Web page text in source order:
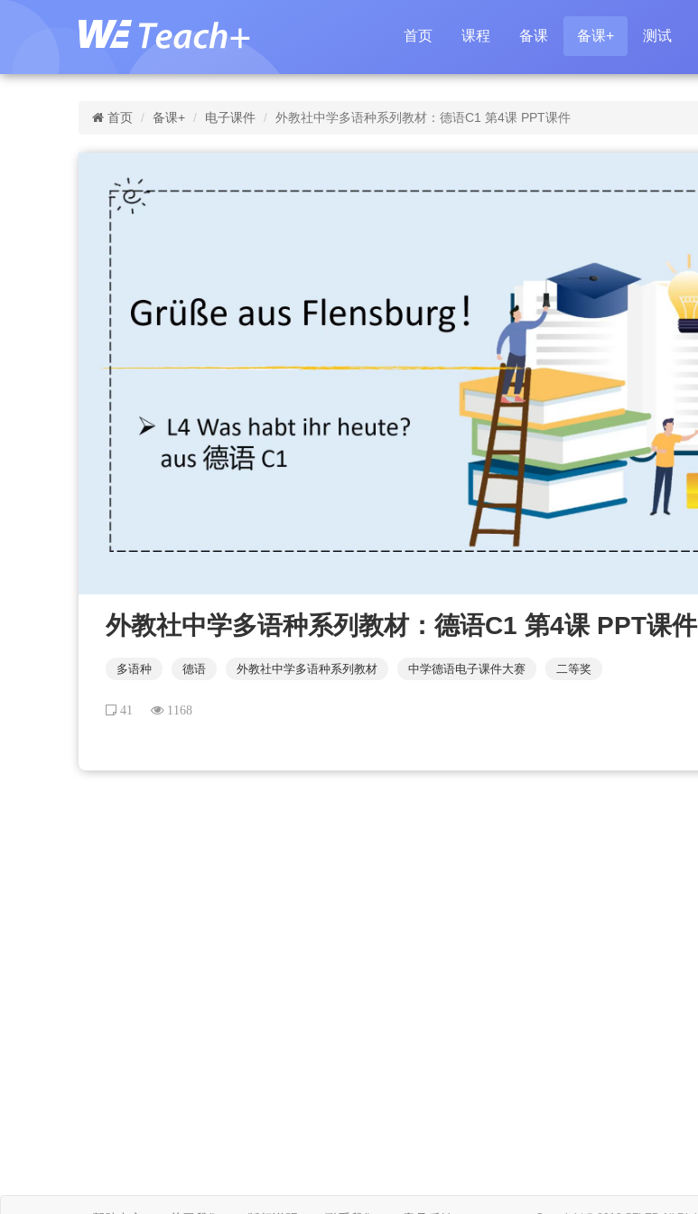
首页 课程 备课 备课+ 测试
首页 备课+ 电子课件 外教社中学多语种系列教材：德语C1 第4课 PPT课件
外教社中学多语种系列教材：德语C1 第4课 PPT课件
多语种 德语 外教社中学多语种系列教材 中学德语电子课件大赛 二等奖
41 1168